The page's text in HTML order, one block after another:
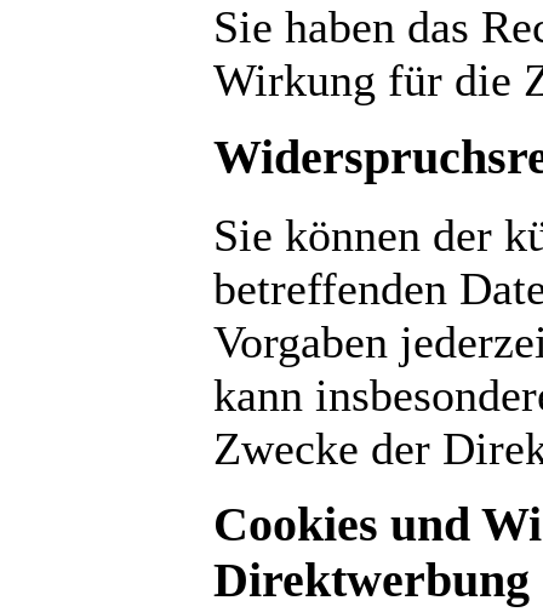
Sie haben das
Wirkung für die
Sie können der
betreffenden
Vorgaben
kann
Zwecke der
Cookies und
Direktwerbung